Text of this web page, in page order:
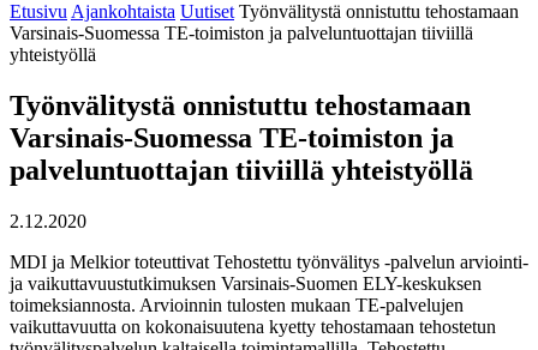
Etusivu Ajankohtaista Uutiset Työnvälitystä onnistuttu tehostamaan
Varsinais-Suomessa TE-toimiston ja palveluntuottajan tiiviillä
yhteistyöllä
Työnvälitystä onnistuttu tehostamaan
Varsinais-Suomessa TE-toimiston ja
palveluntuottajan tiiviillä yhteistyöllä
2.12.2020
MDI ja Melkior toteuttivat Tehostettu työnvälitys -palvelun arviointi-
ja vaikuttavuustutkimuksen Varsinais-Suomen ELY-keskuksen
toimeksiannosta. Arvioinnin tulosten mukaan TE-palvelujen
vaikuttavuutta on kokonaisuutena kyetty tehostamaan tehostetun